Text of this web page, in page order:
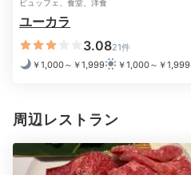
ビュッフェ、食堂、洋食
ユーカラ
3.0821件
￥1,000～￥1,999
￥1,000～￥1,999
周辺レストラン